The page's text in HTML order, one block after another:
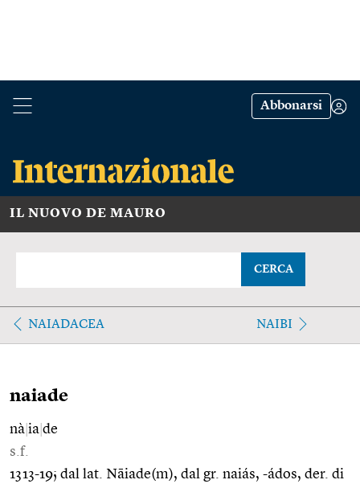
Abbonarsi
IL NUOVO DE MAURO
CERCA
NAIADACEA NAIBI
naiade
nà ia de
s.f.
1313-19; dal lat. Nāiade(m), dal gr. naiás, -ádos, der. di